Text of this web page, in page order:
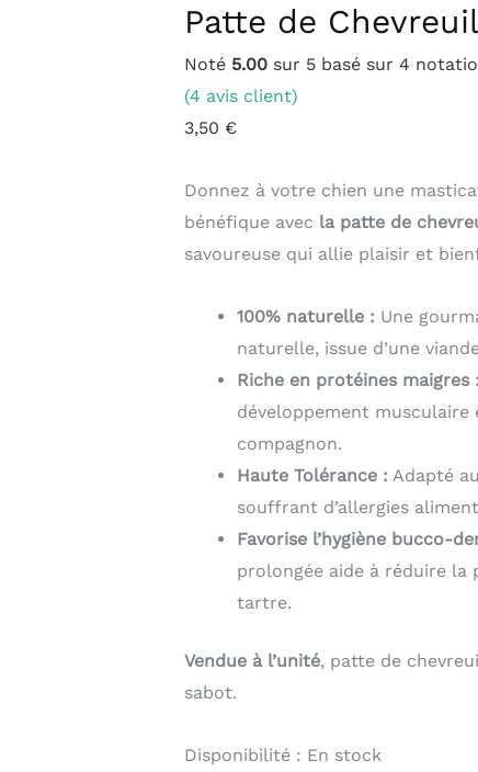
Patte de Chevreuil
Noté 5.00 sur 5 basé sur4
(4 avis client)
3,50 €
Donnez à votre chien une
bénéfique avec la patte de
savoureuse qui allie plaisir et
100% naturelle : Une
naturelle, issue d’une
Riche en protéines maigres :
développement musculaire
compagnon.
Haute Tolérance : Adapté
souffrant d’allergies
Favorise l’hygiène bucco-
prolongée aide à réduire la
tartre.
Vendue à l’unité, patte de
sabot.
Disponibilité : En stock